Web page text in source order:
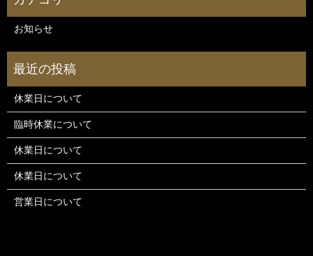
お知らせ
休業日について
臨時休業について
休業日について
休業日について
営業日について